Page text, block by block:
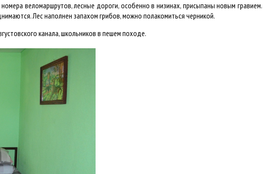
веломаршрутов, лесные дороги, особенно в низинах, присыпаны новым гравием.
Лес наполнен запахом грибов, можно полакомиться черникой.
канала, школьников в пешем походе.